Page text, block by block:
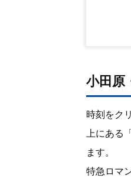
小田原
時刻をク
上にある
ます。
特急ロマ